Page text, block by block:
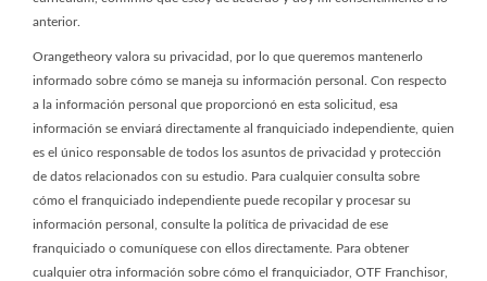
anterior.
Orangetheory valora su privacidad, por lo que queremos mantenerlo
informado sobre cómo se maneja su información personal. Con respecto
a la información personal que proporcionó en esta solicitud, esa
información se enviará directamente al franquiciado independiente, quien
es el único responsable de todos los asuntos de privacidad y protección
de datos relacionados con su estudio. Para cualquier consulta sobre
cómo el franquiciado independiente puede recopilar y procesar su
información personal, consulte la política de privacidad de ese
franquiciado o comuníquese con ellos directamente. Para obtener
cualquier otra información sobre cómo el franquiciador, OTF Franchisor,